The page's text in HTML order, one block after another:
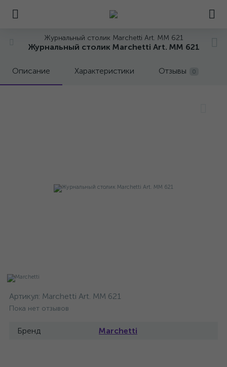
Журнальный столик Marchetti Art. MM 621
Журнальный столик Marchetti Art. MM 621
Описание Характеристики Отзывы 0
Артикул: Marchetti Art. MM 621
Пока нет отзывов
Бренд Marchetti